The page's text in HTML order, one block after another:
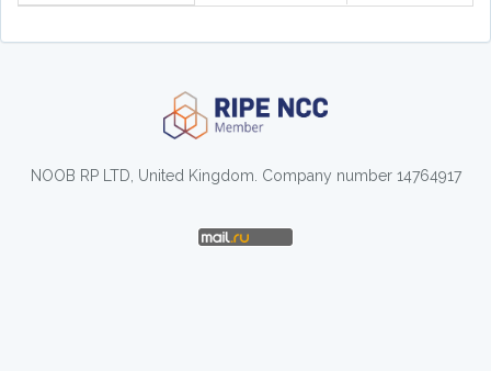
NOOB RP LTD, United Kingdom. Company number 14764917